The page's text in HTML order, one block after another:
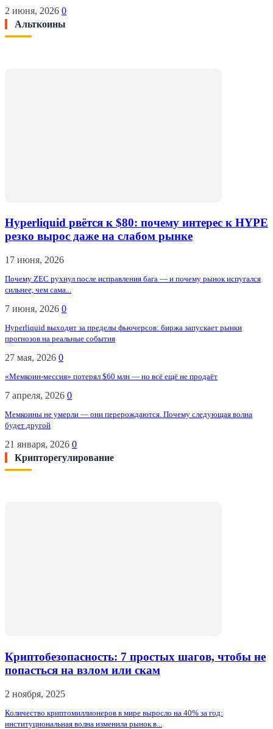
2 июня, 2026 0
Альткоины
Hyperliquid рвётся к $80: почему интерес к HYPE
резко вырос даже на слабом рынке
17 июня, 2026
Почему ZEC рухнул после исправления бага — и почему рынок испугался
сильнее, чем сама...
7 июня, 2026 0
Hyperliquid выходит за пределы фьючерсов: биржа запускает рынки
прогнозов на реальные события
27 мая, 2026 0
«Мемкоин-мессия» потерял $60 млн — но всё ещё не продаёт
7 апреля, 2026 0
Мемкоины не умерли — они перерождаются. Почему следующая волна
будет другой
21 января, 2026 0
Крипторегулирование
Криптобезопасность: 7 простых шагов, чтобы не
попасться на взлом или скам
2 ноября, 2025
Количество криптомиллионеров в мире выросло на 40% за год:
институциональная волна изменила рынок в...